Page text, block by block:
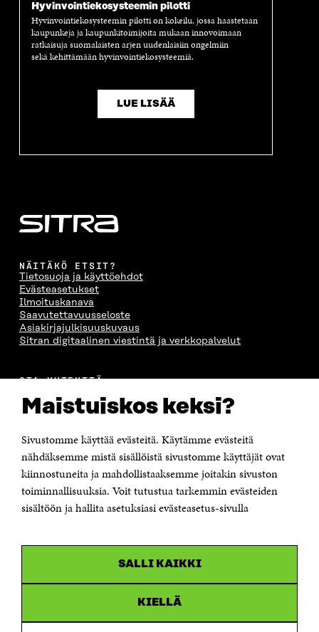
Maistuiskos keksi?
Sivustomme käyttää evästeitä. Käytämme evästeitä
nähdäksemme mistä sisällöistä sivustomme käyttäjät ovat
kiinnostuneita ja mahdollistaaksemme joitakin sivuston
toiminnallisuuksia. Voit tutustua tarkemmin evästeiden
sisältöön ja hallita asetuksiasi evästeasetus-sivulla
SALLI KAIKKI
KIELLÄ
Hyvinvointiekosysteemin pilotti
Hyvinvointiekosysteemin pilotti on kokeilu, jossa haastetaan
kaupunkeja ja kaupunkitoimijoita mukaan innovoimaan
ratkaisuja suomalaisten arjen uudenlaisiin ongelmiin
sekäkehittämäänhyvinvointiekosysteemiä.
LUE LISÄÄ
NÄITÄKÖ ETSIT?
Tietosuoja ja käyttöehdot
Evästeasetukset
Ilmoituskanava
Saavutettavuusseloste
Asiakirjajulkisuuskuvaus
Sitran digitaalinen viestintä ja verkkopalvelut
OTA YHTEYTTÄ
Itämerenkatu 11-13, PL 160,
00181 Helsinki
Puhelin +358 294 618 991
Sähköpostiosoite
Saapumisohjeet
Y-tunnus 0202132-3